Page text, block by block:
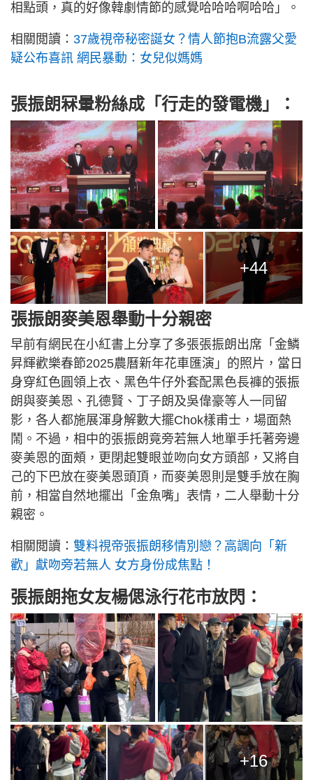
相點頭，真的好像韓劇情節的感覺哈哈哈啊哈哈」。
相關閲讀： 37歲視帝秘密誕女？情人節抱B流露父愛
疑公布喜訊 網民暴動：女兒似媽媽
張振朗冧暈粉絲成「行走的發電機」：
+44
張振朗麥美恩舉動十分親密
早前有網民在小紅書上分享了多張張振朗出席「金鱗
昇輝歡樂春節2025農曆新年花車匯演」的照片，當日
身穿紅色圓領上衣、黑色牛仔外套配黑色長褲的張振
朗與麥美恩、孔德賢、丁子朗及吳偉豪等人一同留
影，各人都施展渾身解數大擺Chok樣甫士，場面熱
鬧。不過，相中的張振朗竟旁若無人地單手托著旁邊
麥美恩的面頰，更閉起雙眼並吻向女方頭部，又將自
己的下巴放在麥美恩頭頂，而麥美恩則是雙手放在胸
前，相當自然地擺出「金魚嘴」表情，二人舉動十分
親密。
相關閲讀： 雙料視帝張振朗移情別戀？高調向「新
歡」獻吻旁若無人 女方身份成焦點！
張振朗拖女友楊偲泳行花市放閃：
+16